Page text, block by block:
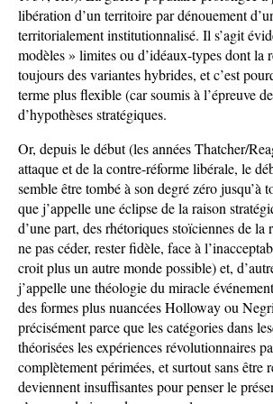
libération d’un territoire par dénouement
territorialement institutionnalisé. Il s’agit
modèles » limites ou d’idéaux-types dont la
toujours des variantes hybrides, et c’est
terme plus flexible (car soumis à l’épreuve
d’hypothèses stratégiques.
Or, depuis le début (les années Thatcher/
attaque et de la contre-réforme libérale, le
semble être tombé à son degré zéro jusqu’à
que j’appelle une éclipse de la raison
d’une part, des rhétoriques stoïciennes de la
ne pas céder, rester fidèle, face à
croit plus un autre monde possible) et,
j’appelle une théologie du miracle
des formes plus nuancées Holloway ou
précisément parce que les catégories dans
théorisées les expériences révolutionnaires
complètement périmées, et surtout sans être
deviennent insuffisantes pour penser le